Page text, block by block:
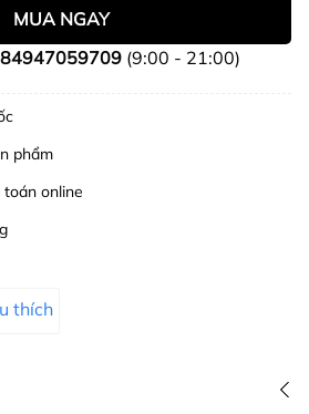
MUA NGAY
(9:00 - 21:00)
phẩm
online
thích